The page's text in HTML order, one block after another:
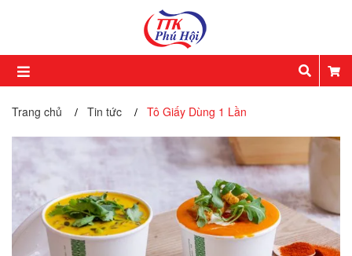
Trang chủ / Tin tức / Tô Giấy Dùng 1 Lần